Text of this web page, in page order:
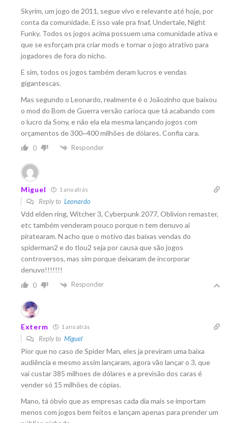
Skyrim, um jogo de 2011, segue vivo e relevante até hoje, por
conta da comunidade. E isso vale pra fnaf, Undertale, Night
Funky. Todos os jogos acima possuem uma comunidade ativa e
que se esforçam pra criar mods e tornar o jogo atrativo para
jogadores de fora do nicho.
E sim, todos os jogos também deram lucros e vendas
gigantescas.
Mas segundo o Leonardo, realmente é o Joãozinho que baixou
o mod do Bom de Guerra versão carioca que tá acabando com
o lucro da Sony, e não ela ela mesma lançando jogos com
orçamentos de 300~400 milhões de dólares. Confia cara.
0 Responder
Miguel 1 ano atrás
Reply to Leonardo
Vdd elden ring, Witcher 3, Cyberpunk 2077, Oblivion remaster,
etc também venderam pouco porque n tem denuvo aí
piratearam. N acho que o motivo das baixas vendas do
spiderman2 e do tlou2 seja por causa que são jogos
controversos, mas sim porque deixaram de incorporar
denuvo!!!!!!!
0 Responder
Exterm 1 ano atrás
Reply to Miguel
Pior que no caso de Spider Man, eles ja previram uma baixa
audiência e mesmo assim lançaram, agora vão lançar o 3, que
vai custar 385 milhoes de dólares e a previsão dos caras é
vender só 15 milhões de cópias.
Mano, tá óbvio que as empresas cada dia mais se importam
menos com jogos bem feitos e lançam apenas para prender um